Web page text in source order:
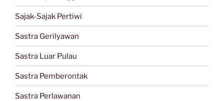
Sajak-Sajak Pertiwi
Sastra Gerilyawan
Sastra Luar Pulau
Sastra Pemberontak
Sastra Perlawanan